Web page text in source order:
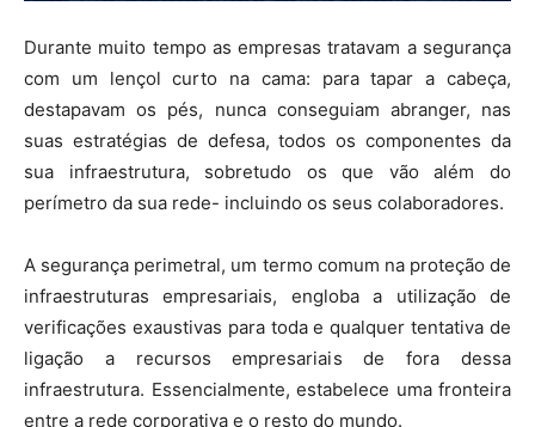
Durante muito tempo as empresas tratavam a segurança
com um lençol curto na cama: para tapar a cabeça,
destapavam os pés, nunca conseguiam abranger, nas
suas estratégias de defesa, todos os componentes da
sua infraestrutura, sobretudo os que vão além do
perímetro da sua rede- incluindo os seus colaboradores.
A segurança perimetral, um termo comum na proteção de
infraestruturas empresariais, engloba a utilização de
verificações exaustivas para toda e qualquer tentativa de
ligação a recursos empresariais de fora dessa
infraestrutura. Essencialmente, estabelece uma fronteira
entre a rede corporativa e o resto do mundo.